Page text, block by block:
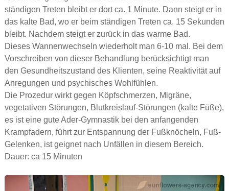
ständigen Treten bleibt er dort ca. 1 Minute. Dann steigt er in
das kalte Bad, wo er beim ständigen Treten ca. 15 Sekunden
bleibt. Nachdem steigt er zurück in das warme Bad.
Dieses Wannenwechseln wiederholt man 6-10 mal. Bei dem
Vorschreiben von dieser Behandlung berücksichtigt man
den Gesundheitszustand des Klienten, seine Reaktivität auf
Anregungen und psychisches Wohlfühlen.
Die Prozedur wirkt gegen Köpfschmerzen, Migräne,
vegetativen Störungen, Blutkreislauf-Störungen (kalte Füße),
es ist eine gute Ader-Gymnastik bei den anfangenden
Krampfadern, führt zur Entspannung der Fußknöcheln, Fuß-
Gelenken, ist geignet nach Unfällen in diesem Bereich.
Dauer: ca 15 Minuten